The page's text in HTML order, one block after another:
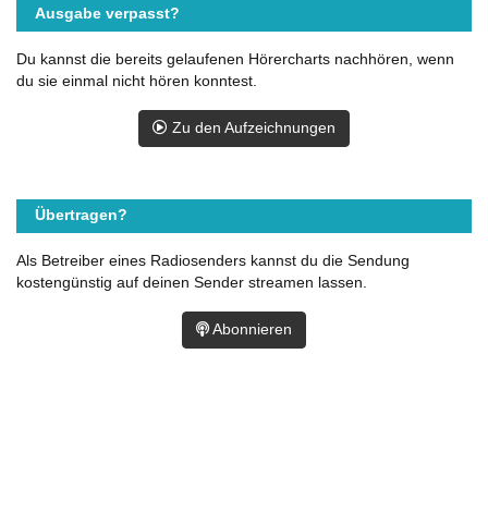
Ausgabe verpasst?
Du kannst die bereits gelaufenen Hörercharts nachhören, wenn
du sie einmal nicht hören konntest.
Zu den Aufzeichnungen
Übertragen?
Als Betreiber eines Radiosenders kannst du die Sendung
kostengünstig auf deinen Sender streamen lassen.
Abonnieren